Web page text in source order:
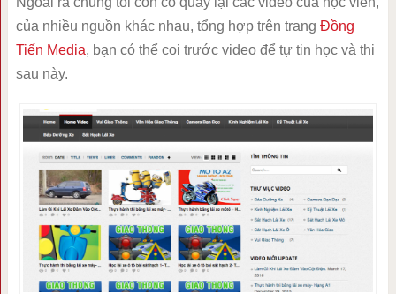
của nhiều nguồn khác nhau, tổng hợp trên trang Đồng
Tiến Media, bạn có thể coi trước video để tự tin học và thi
sau này.